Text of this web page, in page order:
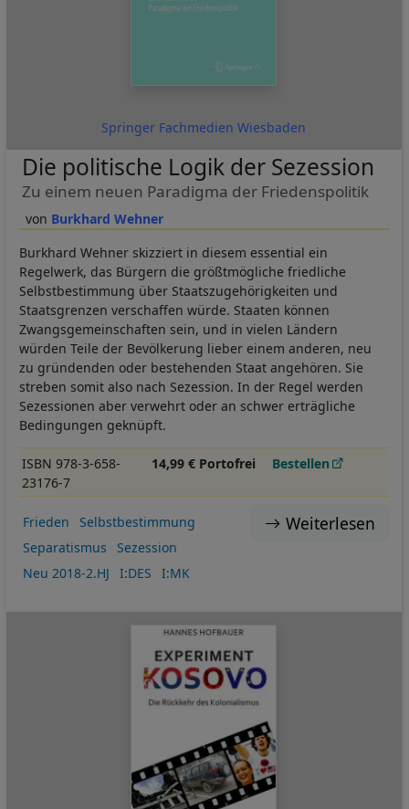
Springer Fachmedien Wiesbaden
Burkhard Wehner
Die politische Logik der Sezession
Zu einem neuen Paradigma der Friedenspolitik
Burkhard Wehner skizziert in diesem essential ein
Regelwerk, das Bürgern die größtmögliche friedliche
Selbstbestimmung über Staatszugehörigkeiten und
Staatsgrenzen verschaffen würde. Staaten können
Zwangsgemeinschaften sein, und in vielen Ländern
würden Teile der Bevölkerung lieber einem anderen, neu
zu gründenden oder bestehenden Staat angehören. Sie
streben somit also nach Sezession. In der Regel werden
Sezessionen aber verwehrt oder an schwer erträgliche
Bedingungen geknüpft.
ISBN 978-3-658-
23176-7
14,99 € Portofrei Bestellen
Weiterlesen
Frieden
Selbstbestimmung
Separatismus
Sezession
Neu 2018-2.HJ
I:DES I:MK